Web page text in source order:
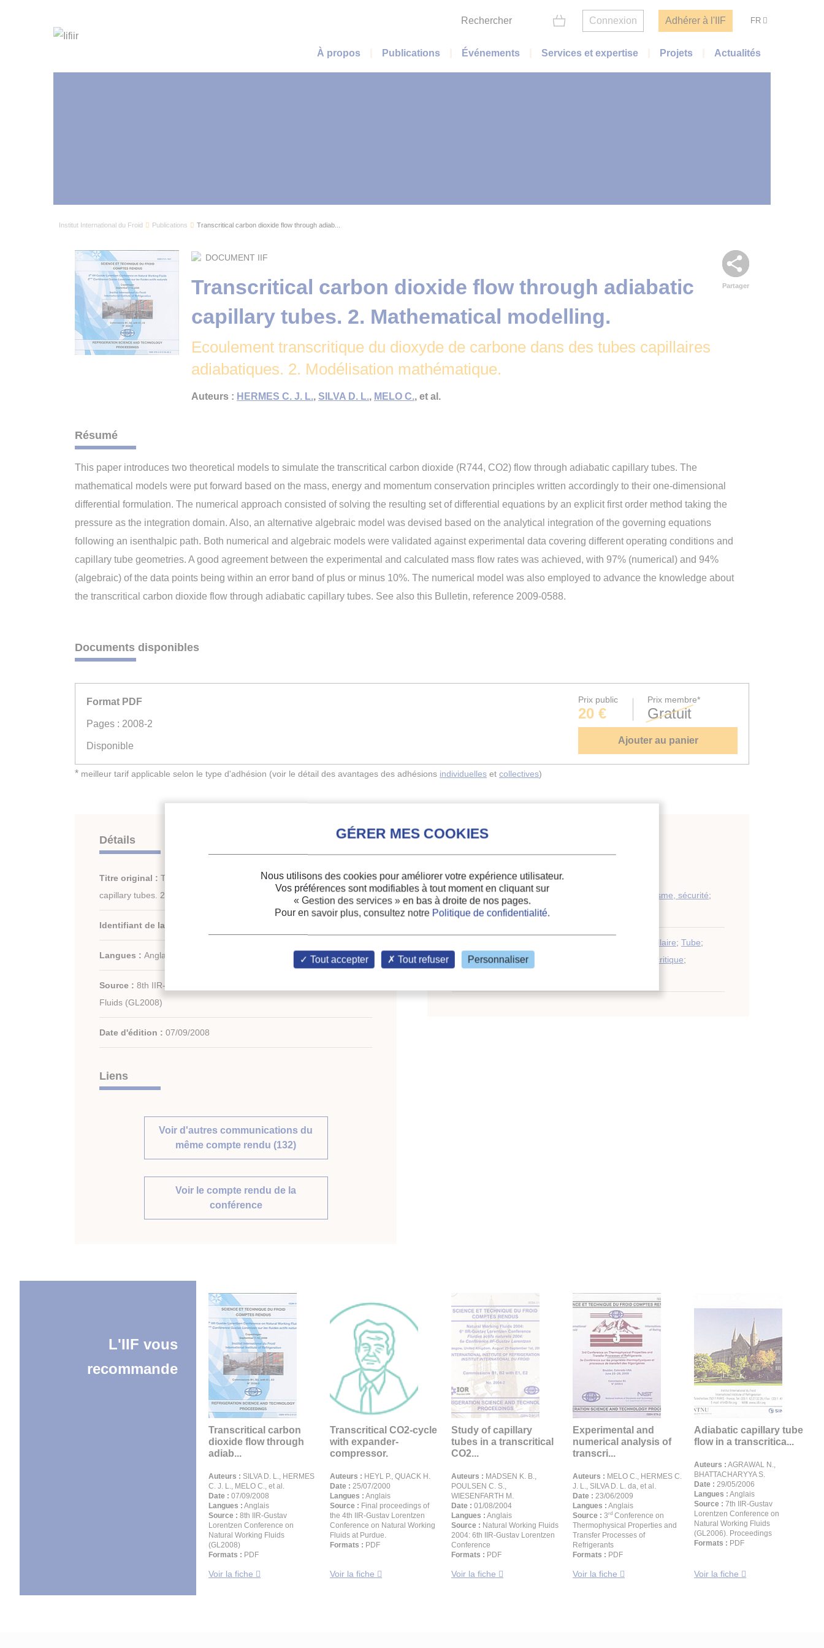
Rechercher Connexion Adhérer à l'IIF FR
Menu principal
À propos Publications Événements Services et expertise Projets Actualités
Institut International du Froid Publications Transcritical carbon dioxide flow through adiab...
Partager
DOCUMENT IIF
Ecoulement transcritique du dioxyde de carbone dans des tubes capillaires
adiabatiques. 2. Modélisation mathématique.
Transcritical carbon dioxide flow through adiabatic
capillary tubes. 2. Mathematical modelling.
Auteurs : HERMES C. J. L., SILVA D. L., MELO C., et al.
Résumé
This paper introduces two theoretical models to simulate the transcritical carbon dioxide (R744, CO2) flow through adiabatic capillary tubes. The
mathematical models were put forward based on the mass, energy and momentum conservation principles written accordingly to their one-dimensional
differential formulation. The numerical approach consisted of solving the resulting set of differential equations by an explicit first order method taking the
pressure as the integration domain. Also, an alternative algebraic model was devised based on the analytical integration of the governing equations
following an isenthalpic path. Both numerical and algebraic models were validated against experimental data covering different operating conditions and
capillary tube geometries. A good agreement between the experimental and calculated mass flow rates was achieved, with 97% (numerical) and 94%
(algebraic) of the data points being within an error band of plus or minus 10%. The numerical model was also employed to advance the knowledge about
the transcritical carbon dioxide flow through adiabatic capillary tubes. See also this Bulletin, reference 2009-0588.
Documents disponibles
Format PDF
Pages : 2008-2
Disponible
Prix public
20 €
Prix membre*
Gratuit
Ajouter au panier
* meilleur tarif applicable selon le type d'adhésion (voir le détail des avantages des adhésions individuelles et collectives)
Détails
Titre original : Transcritical carbon dioxide flow through adiabatic
capillary tubes. 2. Mathematical modelling.
Identifiant de la fiche :
Langues : Anglais
Source : 8th IIR-Gustav Lorentzen Conference on Natural Working
Fluids (GL2008)
Date d'édition : 07/09/2008
Liens
Voir d'autres communications du
même compte rendu (132)
Voir le compte rendu de la
conférence
Indexation
Thèmes : Systèmes de détente
Circulation du fluide : tuyauterie, régulation, automatisme, sécurité;
CO2
Capillaire; Tube;
Simulation;Modélisation Cycle transcritique;
L'IIF vous
recommande
Transcritical carbon
dioxide flow through
adiab...
Auteurs : SILVA D. L., HERMES
C. J. L., MELO C., et al.
Date : 07/09/2008
Langues : Anglais
Source : 8th IIR-Gustav
Lorentzen Conference on
Natural Working Fluids
(GL2008)
Formats : PDF
Voir la fiche
Transcritical CO2-cycle
with expander-
compressor.
Auteurs : HEYL P., QUACK H.
Date : 25/07/2000
Langues : Anglais
Source : Final proceedings of
the 4th IIR-Gustav Lorentzen
Conference on Natural Working
Fluids at Purdue.
Formats : PDF
Voir la fiche
Study of capillary
tubes in a transcritical
CO2...
Auteurs : MADSEN K. B.,
POULSEN C. S.,
WIESENFARTH M.
Date : 01/08/2004
Langues : Anglais
Source : Natural Working Fluids
2004: 6th IIR-Gustav Lorentzen
Conference
Formats : PDF
Voir la fiche
Experimental and
numerical analysis of
transcri...
Auteurs : MELO C., HERMES C.
J. L., SILVA D. L. da, et al.
Date : 23/06/2009
Langues : Anglais
Source : 3rd Conference on
Thermophysical Properties and
Transfer Processes of
Refrigerants
Formats : PDF
Voir la fiche
Adiabatic capillary tube
flow in a transcritica...
Auteurs : AGRAWAL N.,
BHATTACHARYYA S.
Date : 29/05/2006
Langues : Anglais
Source : 7th IIR-Gustav
Lorentzen Conference on
Natural Working Fluids
(GL2006). Proceedings
Formats : PDF
Voir la fiche
Nous utilisons des cookies pour améliorer votre expérience utilisateur.
Vos préférences sont modifiables à tout moment en cliquant sur
« Gestion des services » en bas à droite de nos pages.
Pour en savoir plus, consultez notre Politique de confidentialité.
Tout accepter Tout refuser Personnaliser